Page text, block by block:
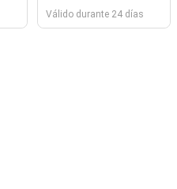
Válido durante 24 días